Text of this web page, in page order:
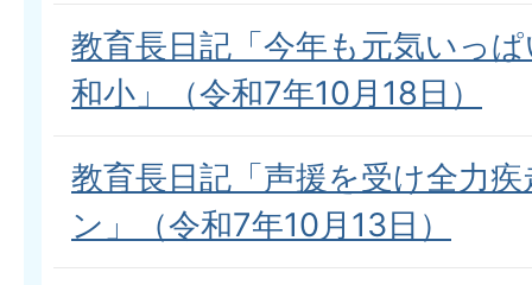
教育長日記「今年も元気いっ
和小」（令和7年10月18日）
教育長日記「声援を受け全力
ン」（令和7年10月13日）